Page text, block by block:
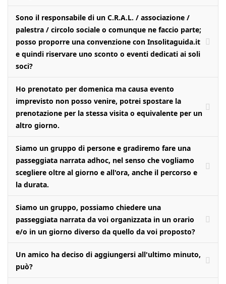
Sono il responsabile di un C.R.A.L. / associazione /
palestra / circolo sociale o comunque ne faccio parte;
posso proporre una convenzione con Insolitaguida.it
e quindi riservare uno sconto o eventi dedicati ai soli
soci?
Ho prenotato per domenica ma causa evento
imprevisto non posso venire, potrei spostare la
prenotazione per la stessa visita o equivalente per un
altro giorno.
Siamo un gruppo di persone e gradiremo fare una
passeggiata narrata adhoc, nel senso che vogliamo
scegliere oltre al giorno e all'ora, anche il percorso e
la durata.
Siamo un gruppo, possiamo chiedere una
passeggiata narrata da voi organizzata in un orario
e/o in un giorno diverso da quello da voi proposto?
Un amico ha deciso di aggiungersi all'ultimo minuto,
può?